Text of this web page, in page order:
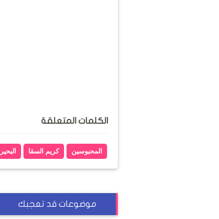
الكلمات المتعلقة
المحبوسين كريم السقا
موضوعات قد تعجبك